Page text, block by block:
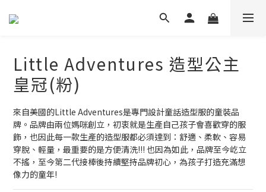
Little Adventures 造型公主
皇冠(粉)
來自美國的Little Adventures是專門設計童話造型服的童裝品
牌。品牌由兩位媽咪創立，初衷就是生產自己孩子會喜歡穿的服
飾，也因此每一款生產的造型服都必須達到：舒適、柔軟、容易
穿脫、輕量，最重要的是方便清洗!!! 也因為如此，品牌至今屹立
不搖，至今第二代接棒後持續堅持品牌初心，為孩子打造充滿想
像力的童年!